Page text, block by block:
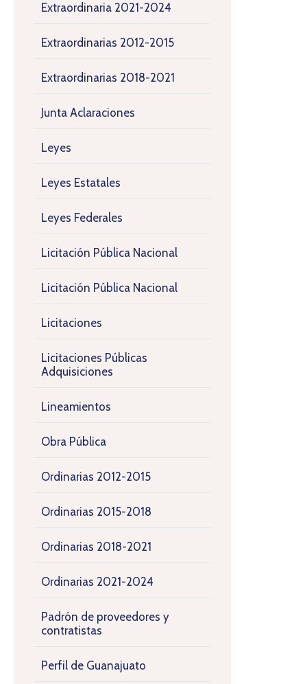
Extraordinaria 2021-2024
Extraordinarias 2012-2015
Extraordinarias 2018-2021
Junta Aclaraciones
Leyes
Leyes Estatales
Leyes Federales
Licitación Pública Nacional
Licitación Pública Nacional
Licitaciones
Licitaciones Públicas
Adquisiciones
Lineamientos
Obra Pública
Ordinarias 2012-2015
Ordinarias 2015-2018
Ordinarias 2018-2021
Ordinarias 2021-2024
Padrón de proveedores y
contratistas
Perfil de Guanajuato